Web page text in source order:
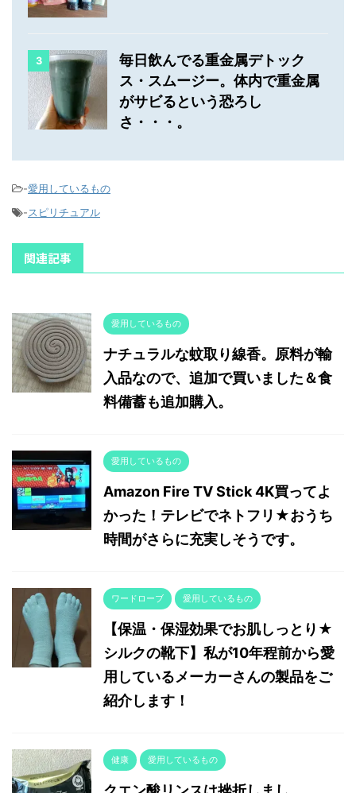
3
毎日飲んでる重金属デトック
ス・スムージー。体内で重金属
がサビるという恐ろし
さ・・・。
-愛用しているもの
-スピリチュアル
関連記事
愛用しているもの
ナチュラルな蚊取り線香。原料が輸
入品なので、追加で買いました＆食
料備蓄も追加購入。
愛用しているもの
Amazon Fire TV Stick 4K買ってよ
かった！テレビでネトフリ★おうち
時間がさらに充実しそうです。
ワードローブ 愛用しているもの
【保温・保湿効果でお肌しっとり★
シルクの靴下】私が10年程前から愛
用しているメーカーさんの製品をご
紹介します！
健康 愛用しているもの